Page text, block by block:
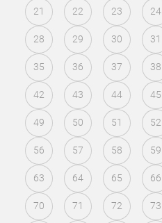
21 22 23 24
28 29 30 31
35 36 37 38
42 43 44 45
49 50 51 52
56 57 58 59
63 64 65 66
70 71 72 73